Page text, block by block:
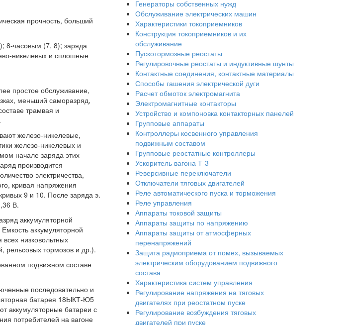
прочность, больший
8-часовым (7, 8); заряда
никелевых и сплошные
простое обслуживание,
меньший саморазряд,
трамвая и
железо-никелевые,
железо-никелевых и
начале заряда этих
производится
электричества,
кривая напряжения
9 и 10. После заряда э.
В.
аккумуляторной
аккумуляторной
низковольтных
рельсовых тормозов и др.).
подвижном составе
последовательно и
батарея 18ЫКТ-Ю5
аккумуляторные батареи с
потребителей на вагоне
Генераторы собственных нужд
Обслуживание электрических машин
Характеристики токоприемников
Конструкция токоприемников и их
обслуживание
Пускотормозные реостаты
Регулировочные реостаты и индуктивные шунты
Контактные соединения, контактные материалы
Способы гашения электрической дуги
Расчет обмоток электромагнита
Электромагнитные контакторы
Устройство и компоновка контакторных панелей
Групповые аппараты
Контроллеры косвенного управления
подвижным составом
Групповые реостатные контроллеры
Ускоритель вагона Т-3
Реверсивные переключатели
Отключатели тяговых двигателей
Реле автоматического пуска и торможения
Реле управления
Аппараты токовой защиты
Аппараты защиты по напряжению
Аппараты защиты от атмосферных
перенапряжений
Защита радиоприема от помех, вызываемых
электрическим оборудованием подвижного
состава
Характеристика систем управления
Регулирование напряжения на тяговых
двигателях при реостатном пуске
Регулирование возбуждения тяговых
двигателей при пуске